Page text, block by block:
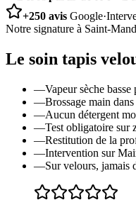
+250 avis Google·
Notre signature à Saint-
Le soin tapis
—Vapeur sèche
—Brossage main
—Aucun détergent
—Test obligatoire sur
—Restitution de la
—Intervention sur
—Sur velours, jamais